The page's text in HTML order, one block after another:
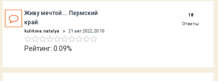
Живу мечтой.... Пермский
край.
kulikova.natalya 21 авг 2022, 20:10
Рейтинг: 0.09%
18
Ответы